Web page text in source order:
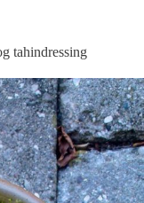
tahindressing